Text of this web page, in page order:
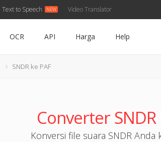
Text to Speech Video Translator
OCR API Harga Help
SNDR ke PAF
Converter SNDR
Konversi file suara SNDR Anda